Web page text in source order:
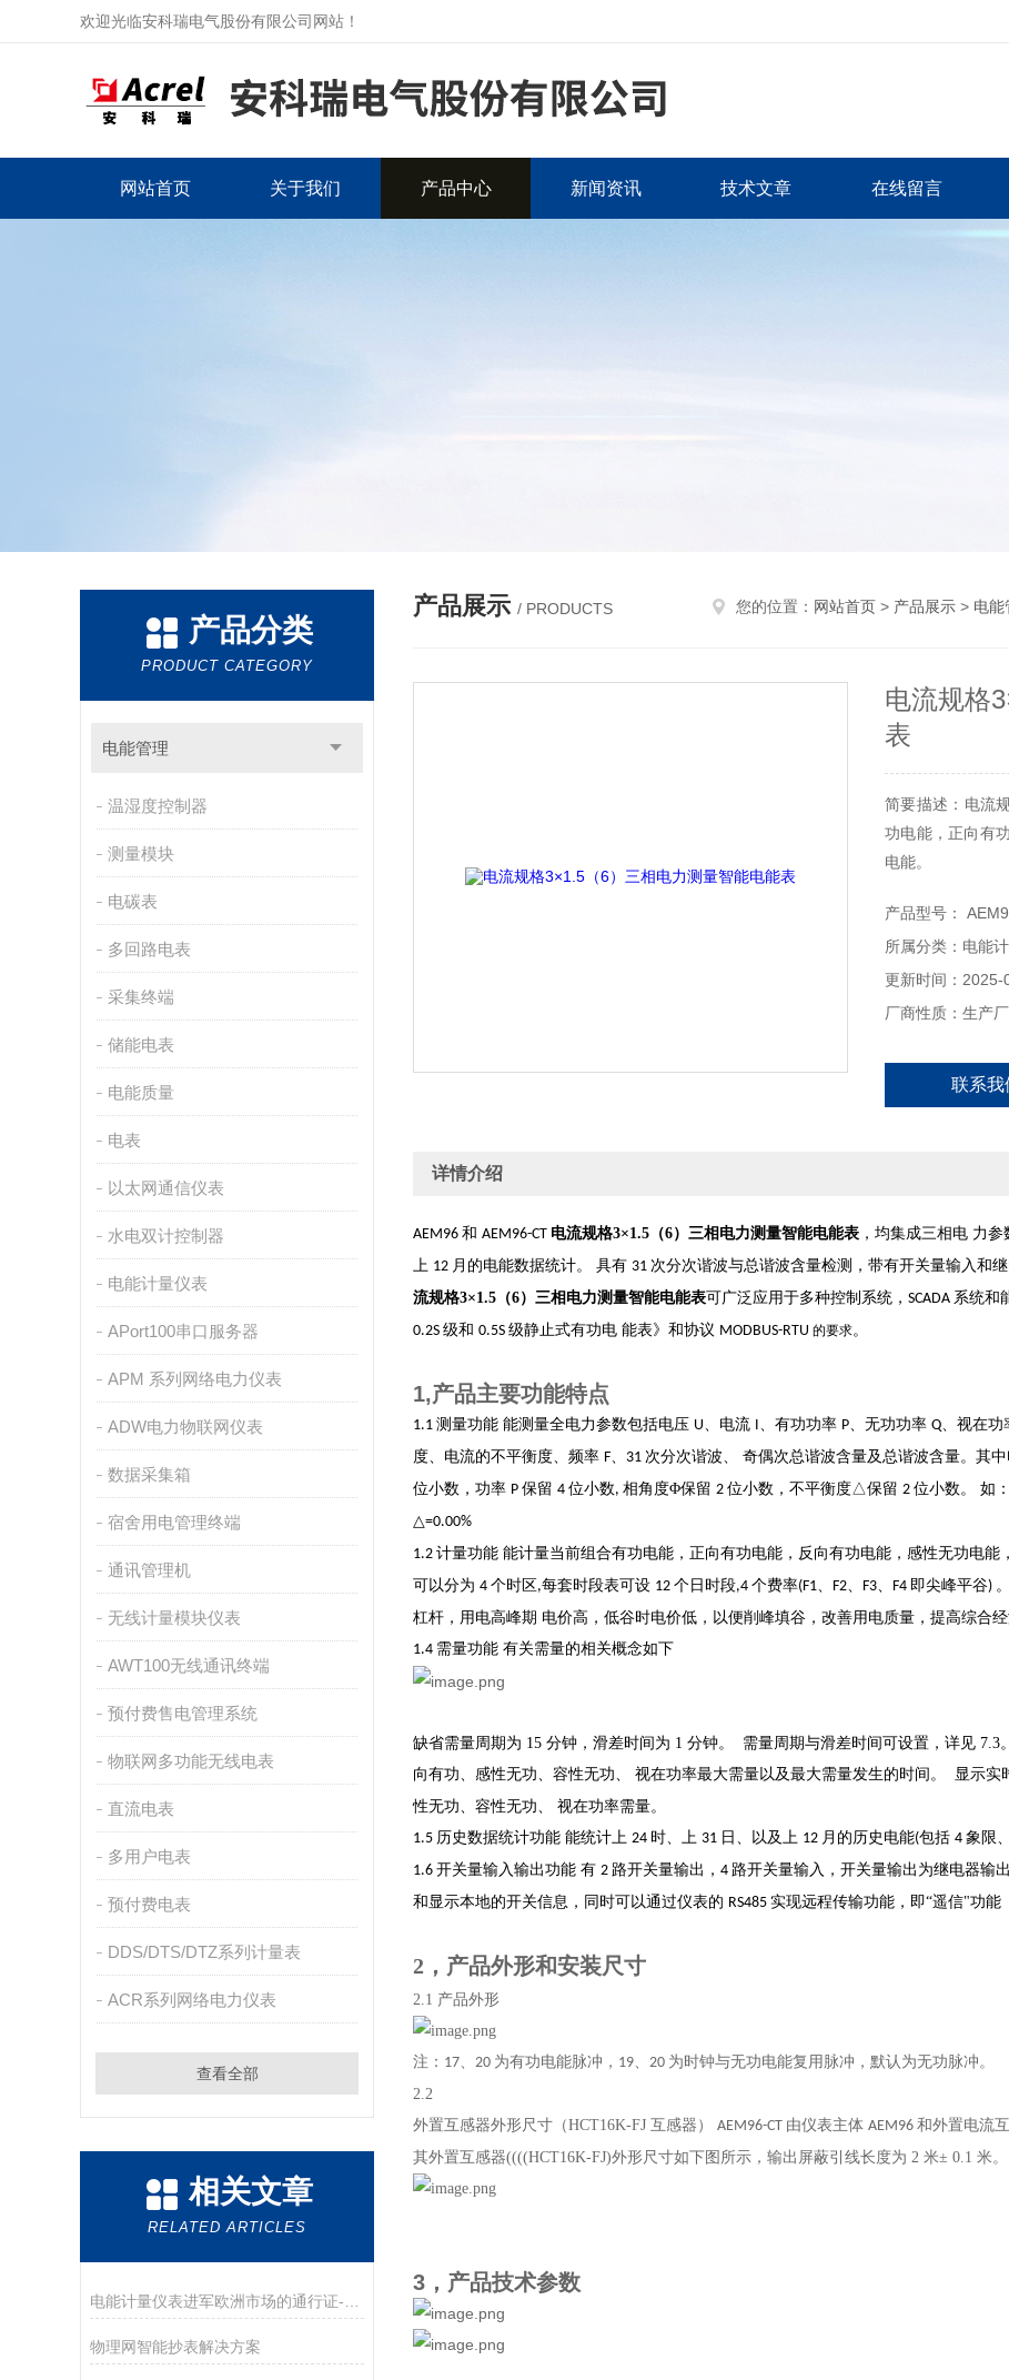
欢迎光临安科瑞电气股份有限公司网站！
网站首页 关于我们 产品中心 新闻资讯 技术文章 在线留言
产品分类
PRODUCT CATEGORY
电能管理
温湿度控制器
测量模块
电碳表
多回路电表
采集终端
储能电表
电能质量
电表
以太网通信仪表
水电双计控制器
电能计量仪表
APort100串口服务器
APM 系列网络电力仪表
ADW电力物联网仪表
数据采集箱
宿舍用电管理终端
通讯管理机
无线计量模块仪表
AWT100无线通讯终端
预付费售电管理系统
物联网多功能无线电表
直流电表
多用户电表
预付费电表
DDS/DTS/DTZ系列计量表
ACR系列网络电力仪表
查看全部
相关文章
RELATED ARTICLES
物理网智能抄表解决方案
产品展示 / PRODUCTS 您的位置： 网站首页 > 产品展示 > 电能
电流规格
表
简要描述：电流
功电能，正向有
电能。
产品型号：
所属分类：电能
更新时间：2025-
厂商性质：生产
联系我
详情介绍
AEM96 和 AEM96-CT 电流规格3×1.5（6）三相电力测量智能电能表 ，均集成三相电 力参
上 12 月的电能数据统计。 具有 31 次分次谐波与总谐波含量检测，带有开关量输入和
流规格3×1.5（6）三相电力测量智能电能表可广泛应用于多种控制系统， SCADA 系统和
0.2S 级和 0.5S 级静止式有功电 能表》和协议 MODBUS-RTU 的要求。
1,产品主要功能特点
1.1 测量功能 能测量全电力参数包括电压 U、电流 I、有功功率 P、无功功率 Q、视在功
度、电流的不平衡度、频率 F、 31 次分次谐波、 奇偶次总谐波含量及总谐波含量。其
位小数，功率 P 保留 4 位小数, 相角度Φ保留 2 位小数，不平衡度△保留 2 位小数。 如：
△=0.00%
1.2 计量功能 能计量当前组合有功电能，正向有功电能，反向有功电能，感性无功电能
可以分为 4 个时区 ,每套时段表可设 12 个日时段,4 个费率(F1、 F2、 F3、 F4 即尖峰平谷)
杠杆，用电高峰期 电价高，低谷时电价低，以便削峰填谷，改善用电质量，提高综合经
1.4 需量功能 有关需量的相关概念如下
缺省需量周期为 15 分钟，滑差时间为 1 分钟。 需量周期与滑差时间可设置，详见 7.3
向有功、感性无功、容性无功、 视在功率最大需量以及最大需量发生的时间。 显示实
性无功、容性无功、 视在功率需量。
1.5 历史数据统计功能 能统计上 24 时、上 31 日、以及上 12 月的历史电能(包括 4 象限
1.6 开关量输入输出功能 有 2 路开关量输出， 4 路开关量输入，开关量输出为继电器输
和显示本地的开关信息，同时可以通过仪表的 RS485 实现远程传输功能，即“遥信"功能
2，产品外形和安装尺寸
2.1 产品外形
注： 17、 20 为有功电能脉冲， 19、 20 为时钟与无功电能复用脉冲，默认为无功脉冲。
2.2
外置互感器外形尺寸（HCT16K-FJ 互感器） AEM96-CT 由仪表主体 AEM96 和外置电流
其外置互感器((((HCT16K-FJ)外形尺寸如下图所示，输出屏蔽引线长度为 2 米± 0.1 米。
3，产品技术参数